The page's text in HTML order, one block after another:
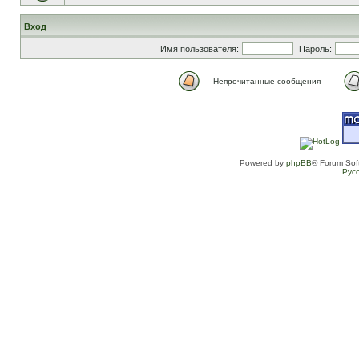
Вход
Имя пользователя: Пароль:
Непрочитанные сообщения
Powered by phpBB® Forum